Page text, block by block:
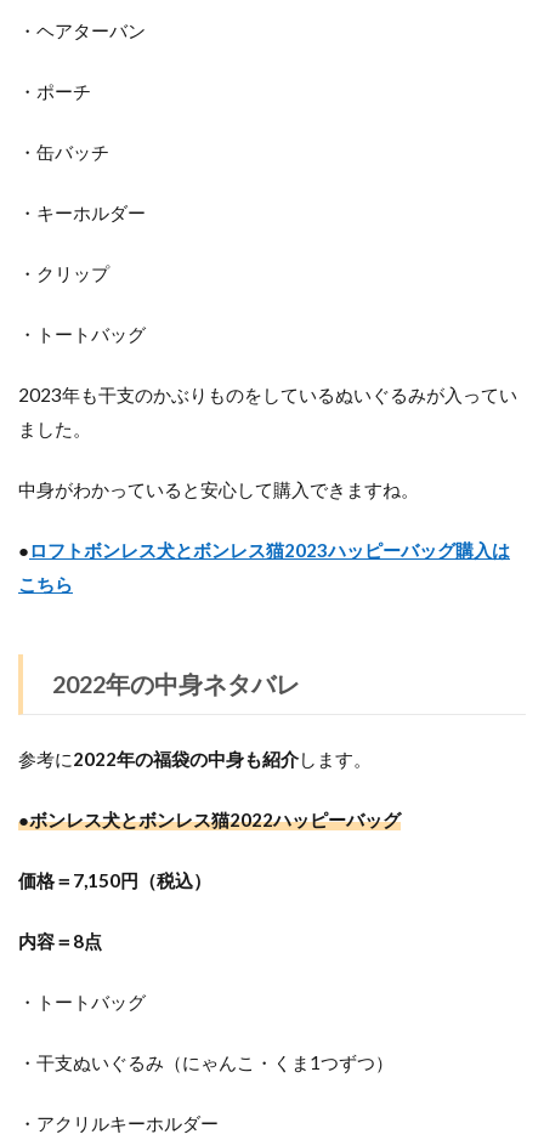
・ヘアターバン
・ポーチ
・缶バッチ
・キーホルダー
・クリップ
・トートバッグ
2023年も干支のかぶりものをしているぬいぐるみが入ってい
ました。
中身がわかっていると安心して購入できますね。
●ロフトボンレス犬とボンレス猫2023ハッピーバッグ購入は
こちら
2022年の中身ネタバレ
参考に2022年の福袋の中身も紹介します。
●ボンレス犬とボンレス猫2022ハッピーバッグ
価格＝ 7,150円（税込）
内容＝8点
・トートバッグ
・干支ぬいぐるみ（にゃんこ・くま1つずつ）
・アクリルキーホルダー